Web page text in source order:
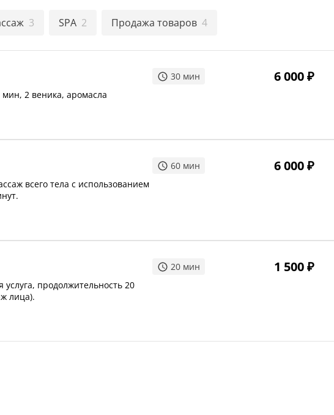
простыни, полотенца, банный
3 SPA 2 Продажа товаров 4
2 веника, аромасла
30 мин 6 000₽
всего тела с использованием
60 мин 6 000₽
продолжительность 20
лица).
20 мин 1 500₽